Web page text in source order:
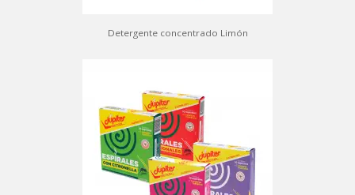
Detergente concentrado Limón